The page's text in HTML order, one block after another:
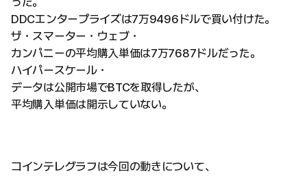
DDCエンタープライズは7万9496ドルで買い付けた。
ザ・スマーター・ウェブ・
カンパニーの平均購入単価は7万7687ドルだった。
ハイパースケール・
データは公開市場でBTCを取得したが、
平均購入単価は開示していない。
コインテレグラフは今回の動きについて、